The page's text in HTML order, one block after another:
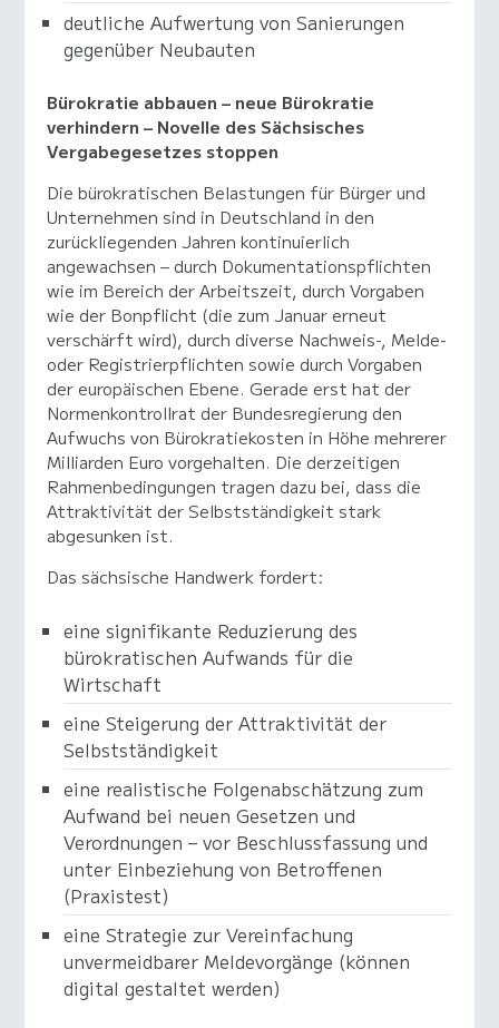
deutliche Aufwertung von Sanierungen
gegenüber Neubauten
Bürokratie abbauen – neue Bürokratie
verhindern – Novelle des Sächsisches
Vergabegesetzes stoppen
Die bürokratischen Belastungen für Bürger und
Unternehmen sind in Deutschland in den
zurückliegenden Jahren kontinuierlich
angewachsen – durch Dokumentationspflichten
wie im Bereich der Arbeitszeit, durch Vorgaben
wie der Bonpflicht (die zum Januar erneut
verschärft wird), durch diverse Nachweis-, Melde-
oder Registrierpflichten sowie durch Vorgaben
der europäischen Ebene. Gerade erst hat der
Normenkontrollrat der Bundesregierung den
Aufwuchs von Bürokratiekosten in Höhe mehrerer
Milliarden Euro vorgehalten. Die derzeitigen
Rahmenbedingungen tragen dazu bei, dass die
Attraktivität der Selbstständigkeit stark
abgesunken ist.
Das sächsische Handwerk fordert:
eine signifikante Reduzierung des
bürokratischen Aufwands für die
Wirtschaft
eine Steigerung der Attraktivität der
Selbstständigkeit
eine realistische Folgenabschätzung zum
Aufwand bei neuen Gesetzen und
Verordnungen – vor Beschlussfassung und
unter Einbeziehung von Betroffenen
(Praxistest)
eine Strategie zur Vereinfachung
unvermeidbarer Meldevorgänge (können
digital gestaltet werden)